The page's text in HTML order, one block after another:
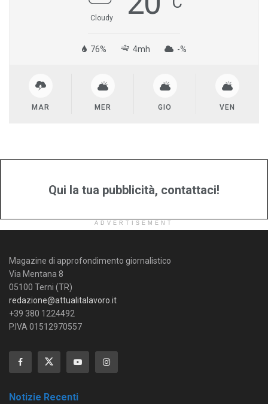
Cloudy
76% 4mh -%
MAR MER GIO VEN
Qui la tua pubblicità, contattaci!
ADVERTISEMENT
Magazine di approfondimento giornalistico
Via Mentana 8
05100 Terni (TR)
redazione@attualitalavoro.it
+39 380 1224492
P.IVA 01512970557
Notizie Recenti